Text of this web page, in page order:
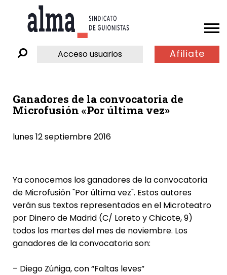
Acceso usuarios Afiliate
Ganadores de la convocatoria de
Microfusión «Por última vez»
lunes 12 septiembre 2016
Ya conocemos los ganadores de la convocatoria
de Microfusión "Por última vez". Estos autores
verán sus textos representados en el Microteatro
por Dinero de Madrid (C/ Loreto y Chicote, 9)
todos los martes del mes de noviembre. Los
ganadores de la convocatoria son:
– Diego Zúñiga, con “Faltas leves”